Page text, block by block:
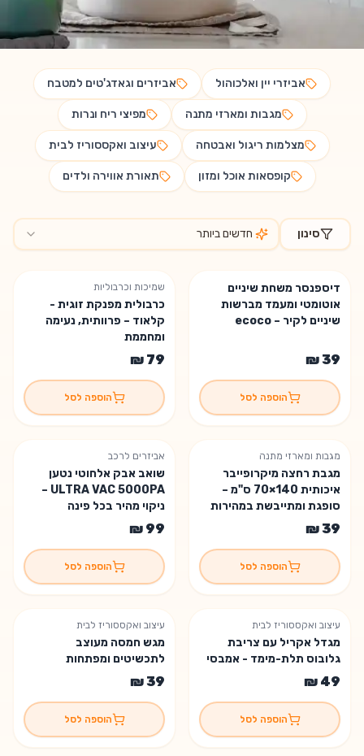
אביזרי יין ואלכוהול אביזרים וגאדג'טים למטבח
מגבות ומארזי מתנה מפיצי ריח ונרות
מצלמות ריגול ואבטחה עיצוב ואקססוריז לבית
קופסאות אוכל ומזון תאורת אווירה ולדים
סינון חדשים ביותר
נשארו 2 יחידות
דיספנסר משחת שיניים
אוטומטי ומעמד מברשות
שיניים לקיר – ecoco
הוספה לסל
שמיכות וכרבוליות
כרבולית מפנקת זוגית -
קלאוד – פרוותית, נעימה
ומחממת
הוספה לסל
מגבות ומארזי מתנה
מגבת רחצה מיקרופייבר
איכותית 140×70 ס"מ –
סופגת ומתייבשת במהירות
הוספה לסל
אביזרים לרכב
שואב אבק אלחוטי נטען
ULTRA VAC 5000PA –
ניקוי מהיר בכל פינה
הוספה לסל
עיצוב ואקססוריז לבית
מגדל אקריל עם צריבת
גלובוס תלת-מימד - אמבסי
הוספה לסל
עיצוב ואקססוריז לבית
מגש חמסה מעוצב
לתכשיטים ומפתחות
הוספה לסל